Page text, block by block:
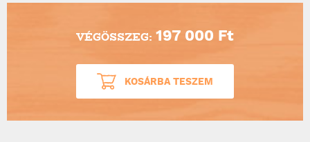
VÉGÖSSZEG: 197 000 Ft
KOSÁRBA TESZEM